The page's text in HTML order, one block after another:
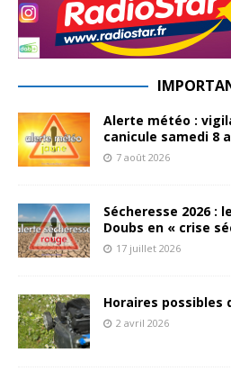
Alerte météo :
canicule samedi 8
7 août 2026
Sécheresse 2026 :
Doubs en « crise
17 juillet 2026
Horaires
2 avril 2026